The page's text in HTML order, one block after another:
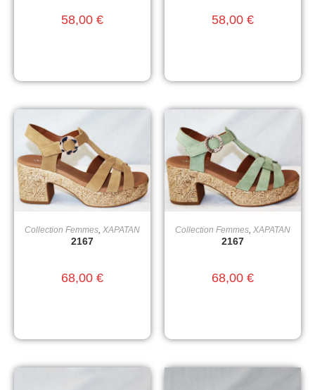
58,00 € 58,00 €
CHOIX DES OPTIONS
Collection Femmes, XAPATAN
2167
68,00 €
CHOIX DES OPTIONS
Collection Femmes, XAPATAN
2167
68,00 €